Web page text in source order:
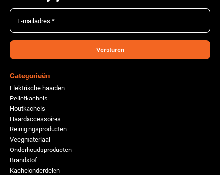
E-mailadres *
Versturen
Categorieën
Elektrische haarden
Pelletkachels
Houtkachels
Haardaccessoires
Reinigingsproducten
Veegmateriaal
Onderhoudsproducten
Brandstof
Kachelonderdelen